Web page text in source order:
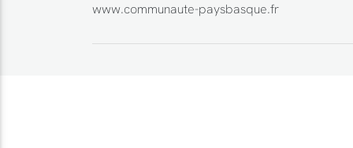
www.communaute-paysbasque.fr